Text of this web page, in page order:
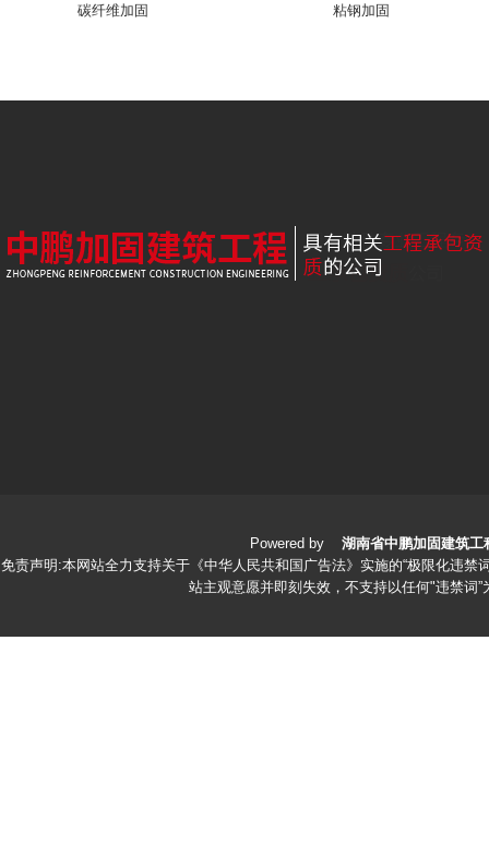
碳纤维加固 粘钢加固
Powered by 湖南省中鹏加固建筑工
免责声明:本网站全力支持关于《中华人民共和国广告法》实施的“极限化违禁
站主观意愿并即刻失效，不支持以任何"违禁词